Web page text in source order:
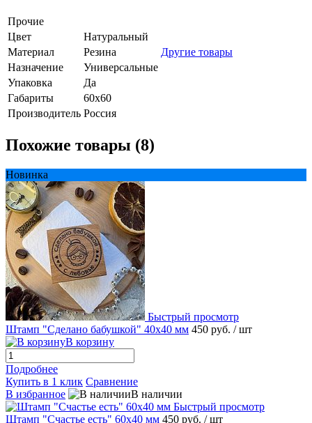
Прочие
Цвет
Натуральный
Материал
Резина
Другие товары
Назначение
Универсальные
Упаковка
Да
Габариты
60х60
Производитель Россия
Похожие товары (8)
Новинка
Быстрый просмотр
Штамп "Сделано бабушкой" 40х40 мм 450 руб. / шт
В корзину
Подробнее
Купить в 1 клик Сравнение
В избранное
В наличии
Быстрый просмотр
Штамп "Счастье есть" 60х40 мм 450 руб. / шт